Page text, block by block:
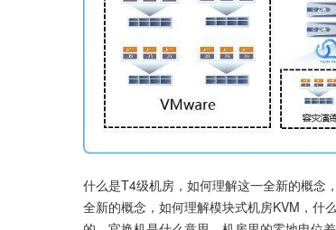
什么是T4级机房，如何理解这一全新的概念
全新的概念，如何理解模块式机房KVM，什